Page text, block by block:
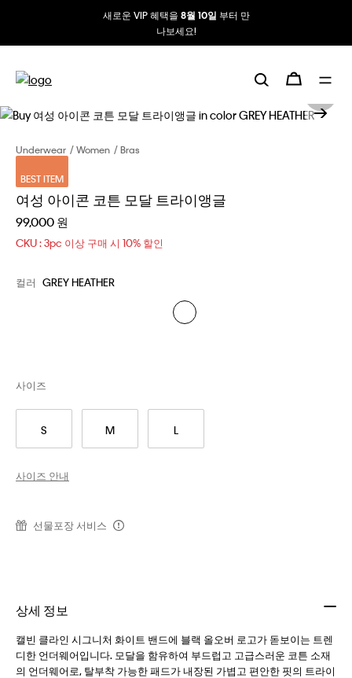
새로운 VIP 혜택을 8월 10일 부터 만
나보세요!
Underwear Women Bras
BEST ITEM
여성 아이콘 코튼 모달 트라이앵글
99,000 원
CKU : 3pc 이상 구매 시 10% 할인
컬러 GREY HEATHER
S M L
사이즈
사이즈 안내
선물포장 서비스
상세 정보
캘빈 클라인 시그니처 화이트 밴드에 블랙 올오버 로고가 돋보이는 트렌
디한 언더웨어입니다. 모달을 함유하여 부드럽고 고급스러운 코튼 소재
의 언더웨어로, 탈부착 가능한 패드가 내장된 가볍고 편안한 핏의 트라이